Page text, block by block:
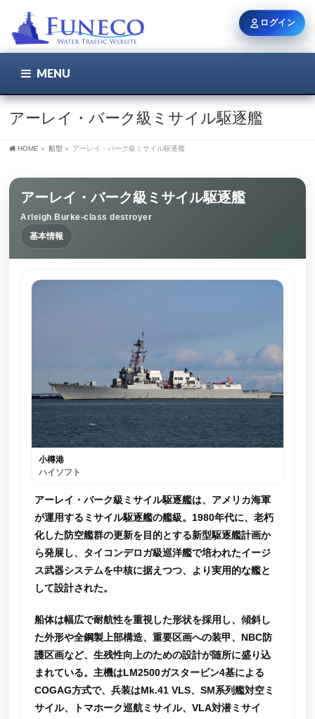
MENU
アーレイ・バーク級ミサイル駆逐艦
HOME » 船型 » アーレイ・バーク級ミサイル駆逐艦
アーレイ・バーク級ミサイル駆逐艦
Arleigh Burke-class destroyer
基本情報
小樽港
ハイソフト
アーレイ・バーク級ミサイル駆逐艦は、アメリカ海軍
が運用するミサイル駆逐艦の艦級。1980年代に、老朽
化した防空艦群の更新を目的とする新型駆逐艦計画か
ら発展し、タイコンデロガ級巡洋艦で培われたイージ
ス武器システムを中核に据えつつ、より実用的な艦と
して設計された。
船体は幅広で耐航性を重視した形状を採用し、傾斜し
た外形や全鋼製上部構造、重要区画への装甲、NBC防
護区画など、生残性向上のための設計が随所に盛り込
まれている。主機はLM2500ガスタービン4基による
COGAG方式で、兵装はMk.41 VLS、SM系列艦対空ミ
サイル、トマホーク巡航ミサイル、VLA対潜ミサイ
ログイン
ユーザー名 / メール
ログイン状態を保持
新規登録